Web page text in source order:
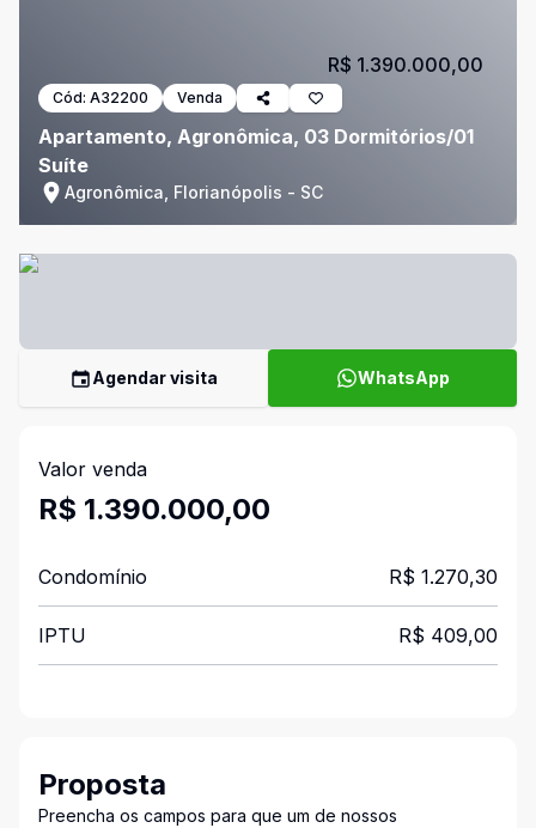
Cód: A32200 Venda
Apartamento, Agronômica, 03 Dormitórios/01
Suíte
Agronômica, Florianópolis - SC
R$ 1.390.000,00
Agendar visita WhatsApp
Valor venda
R$ 1.390.000,00
Condomínio R$ 1.270,30
IPTU R$ 409,00
Proposta
Preencha os campos para que um de nossos